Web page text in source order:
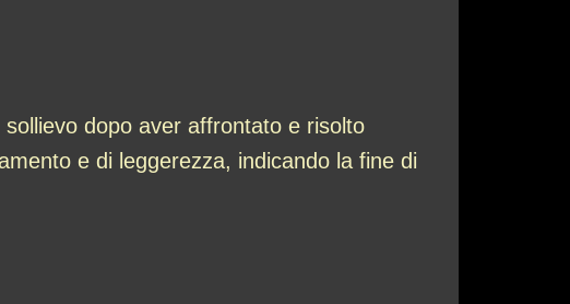
dopo aver affrontato e risolto
e di leggerezza, indicando la fine di